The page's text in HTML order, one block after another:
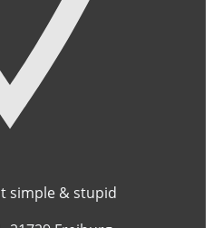
simple & stupid